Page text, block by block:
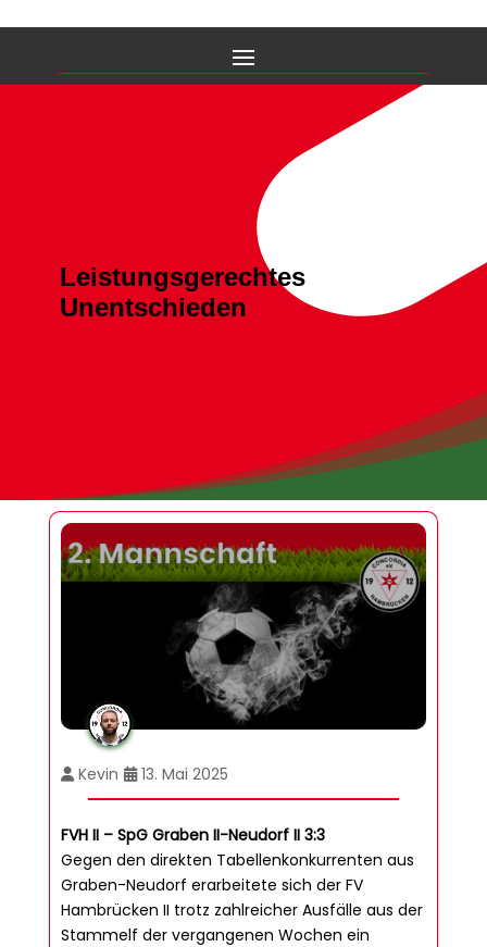
Leistungsgerechtes
Unentschieden
Kevin 13. Mai 2025
FVH II – SpG Graben II-Neudorf II 3:3
Gegen den direkten Tabellenkonkurrenten aus
Graben-Neudorf erarbeitete sich der FV
Hambrücken II trotz zahlreicher Ausfälle aus der
Stammelf der vergangenen Wochen ein